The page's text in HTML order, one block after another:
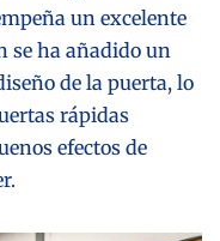
un excelente
se ha añadido un
de la puerta, lo
rápidas
efectos de